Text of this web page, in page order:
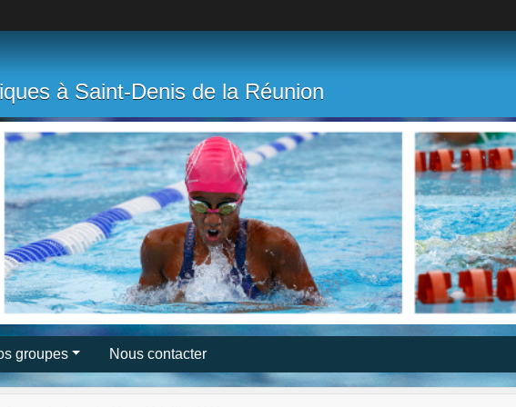
à Saint-Denis de la Réunion
groupes Nous contacter